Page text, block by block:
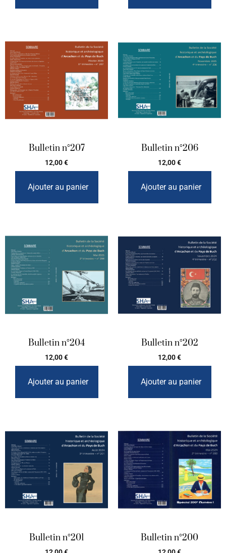
Bulletin n°207
12,00€
Ajouter au panier
Bulletin n°206
12,00€
Ajouter au panier
Bulletin n°204
12,00€
Ajouter au panier
Bulletin n°202
12,00€
Ajouter au panier
Bulletin n°201 Bulletin n°200